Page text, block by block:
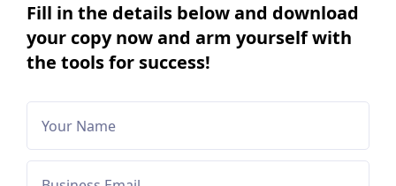
Fill in the details below and download
your copy now and arm yourself with
the tools for success!